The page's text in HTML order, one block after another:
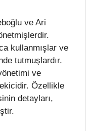
ve Ari
kullanmışlar ve
tutmuşlardır.
ve
Özellikle
detayları,